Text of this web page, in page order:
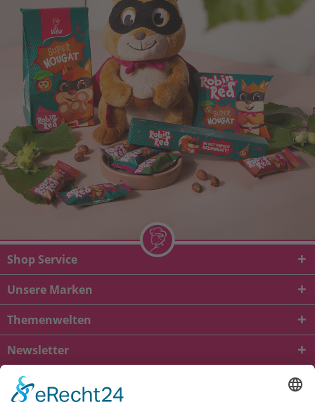
Shop Service
Unsere Marken
Themenwelten
Newsletter
* Alle Preise inkl. gesetzl. Mehrwertsteuer zzgl.
und ggf.
Nachnahmegebühren, wenn nicht anders beschrieben